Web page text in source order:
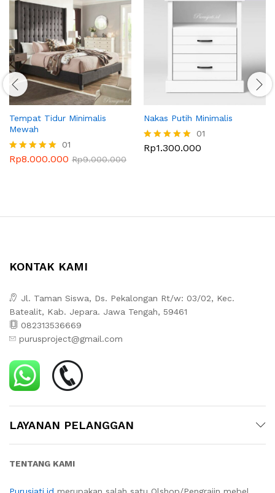
Tempat Tidur Minimalis
Mewah
Dinilai
01
Rp8.000.000 Rp9.000.000
Nakas Putih Minimalis
Dinilai
01
Rp1.300.000
KONTAK KAMI
Jl. Taman Siswa, Ds. Pekalongan Rt/w: 03/02, Kec.
Batealit, Kab. Jepara. Jawa Tengah, 59461
082313536669
purusproject@gmail.com
LAYANAN PELANGGAN
TENTANG KAMI